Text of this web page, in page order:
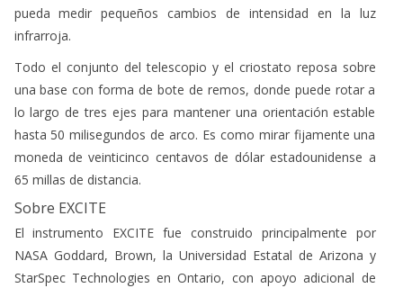
pueda medir pequeños cambios de intensidad en la luz
infrarroja.
Todo el conjunto del telescopio y el criostato reposa sobre
una base con forma de bote de remos, donde puede rotar a
lo largo de tres ejes para mantener una orientación estable
hasta 50 milisegundos de arco. Es como mirar fijamente una
moneda de veinticinco centavos de dólar estadounidense a
65 millas de distancia.
Sobre EXCITE
El instrumento EXCITE fue construido principalmente por
NASA Goddard, Brown, la Universidad Estatal de Arizona y
StarSpec Technologies en Ontario, con apoyo adicional de